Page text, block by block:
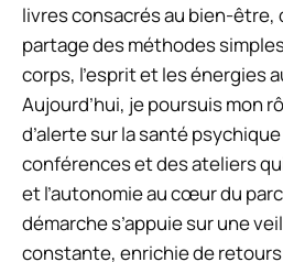
livres consacrés au bien-être,
partage des méthodes
corps, l’esprit et les énergies
Aujourd’hui, je poursuis mon
d’alerte sur la santé
conférences et des ateliers
et l’autonomie au cœur du
démarche s’appuie sur une
constante, enrichie de retours